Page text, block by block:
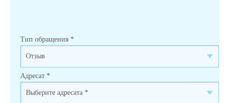
Тип обращения *
Адресат *